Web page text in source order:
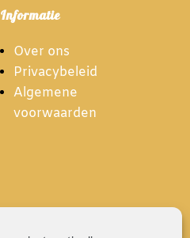
Informatie
Over ons
Privacybeleid
Algemene
voorwaarden